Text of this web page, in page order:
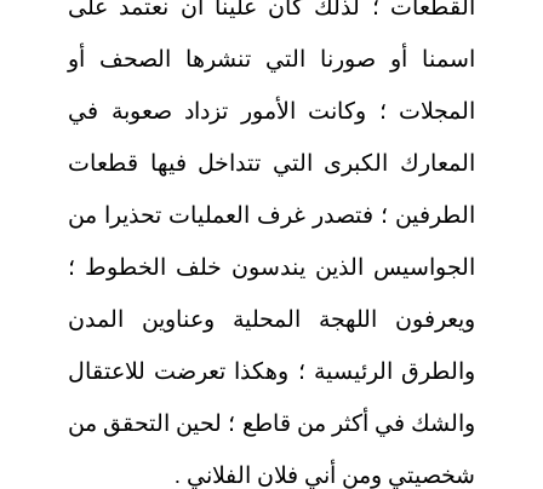
القطعات ؛ لذلك كان علينا أن نعتمد على
اسمنا أو صورنا التي تنشرها الصحف أو
المجلات ؛ وكانت الأمور تزداد صعوبة في
المعارك الكبرى التي تتداخل فيها قطعات
الطرفين ؛ فتصدر غرف العمليات تحذيرا من
الجواسيس الذين يندسون خلف الخطوط ؛
ويعرفون اللهجة المحلية وعناوين المدن
والطرق الرئيسية ؛ وهكذا تعرضت للاعتقال
والشك في أكثر من قاطع ؛ لحين التحقق من
شخصيتي ومن أني فلان الفلاني .